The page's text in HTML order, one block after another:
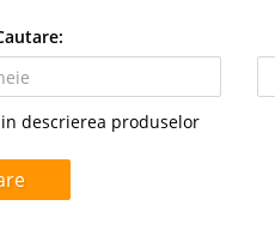
descrierea produselor